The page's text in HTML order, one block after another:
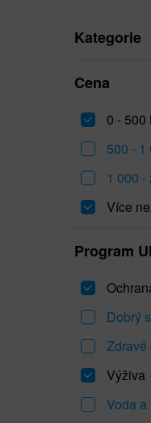
Kategorie
Cena
0 - 500
500 - 1
1 000 -
Více
Program
Dobrý
Zdravé
Výživa
Voda